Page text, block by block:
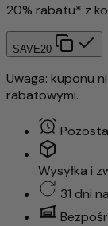
20% rabatu* z
SAVE20
Uwaga: kuponu
rabatowymi.
Wysyłka i
31 dni